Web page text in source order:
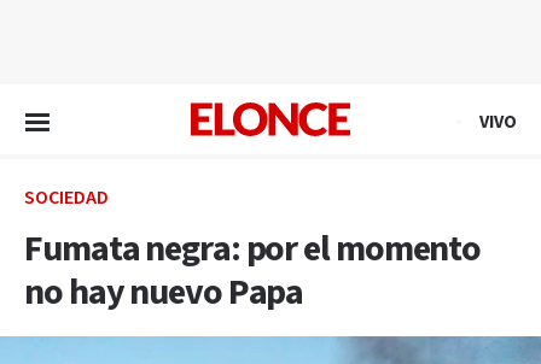
VIVO
SOCIEDAD
Fumata negra: por el momento
no hay nuevo Papa